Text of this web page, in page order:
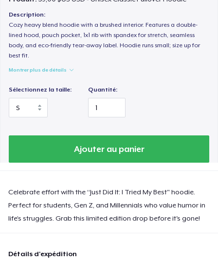
Description:
Cozy heavy blend hoodie with a brushed interior. Features a double-
lined hood, pouch pocket, 1x1 rib with spandex for stretch, seamless
body, and eco-friendly tear-away label. Hoodie runs small; size up for
best fit.
Montrer plus de détails
Sélectionnez la taille: Quantité:
Ajouter au panier
Celebrate effort with the “Just Did It: I Tried My Best" hoodie.
Perfect for students, Gen Z, and Millennials who value humor in
life’s struggles. Grab this limited edition drop before it's gone!
Détails d'expédition